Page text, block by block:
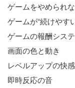
ゲームをやめられ
ゲームが“続けやす
ゲームの報酬シス
画面の色と動き
レベルアップの快感
即時反応の音